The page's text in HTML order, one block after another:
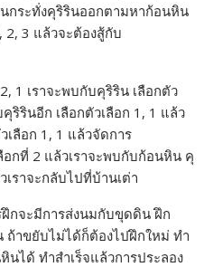
นกระทั่งคุริรินออกตามหาก้อนหิน
2, 3 แล้วจะต้องสู้กับ
1 เราจะพบกับคุริริน เลือกตัว
ริรินอีก เลือกตัวเลือก 1, 1 แล้ว
เลือก 1, 1 แล้วจัดการ
อกที่ 2 แล้วเราจะพบกับก้อนหิน คุ
ราจะกลับไปที่บ้านเต่า
ฝึกจะมีการส่งนมกับขุดดิน ฝึก
ถ้าขยับไม่ได้ก็ต้องไปฝึกใหม่ ทำ
นได้ ทำสำเร็จแล้วการประลอง